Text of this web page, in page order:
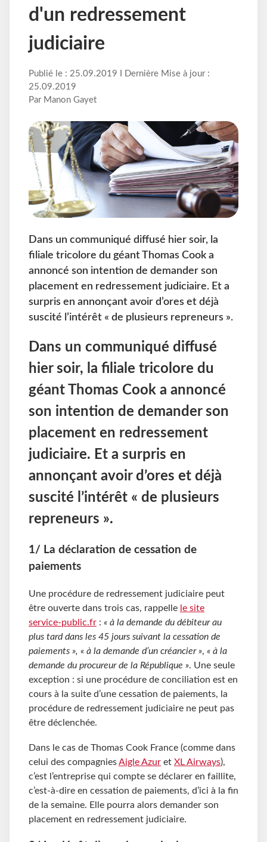
d'un redressement
judiciaire
Publié le : 25.09.2019 I Dernière Mise à jour :
25.09.2019
Par Manon Gayet
Dans un communiqué diffusé hier soir, la
filiale tricolore du géant Thomas Cook a
annoncé son intention de demander son
placement en redressement judiciaire. Et a
surpris en annonçant avoir d’ores et déjà
suscité l’intérêt « de plusieurs repreneurs ».
Dans un communiqué diffusé
hier soir, la filiale tricolore du
géant Thomas Cook a annoncé
son intention de demander son
placement en redressement
judiciaire. Et a surpris en
annonçant avoir d’ores et déjà
suscité l’intérêt « de plusieurs
repreneurs ».
1/ La déclaration de cessation de
paiements
Une procédure de redressement judiciaire peut
être ouverte dans trois cas, rappelle le site
service-public.fr : « à la demande du débiteur au
plus tard dans les 45 jours suivant la cessation de
paiements », « à la demande d’un créancier », « à la
demande du procureur de la République ». Une seule
exception : si une procédure de conciliation est en
cours à la suite d’une cessation de paiements, la
procédure de redressement judiciaire ne peut pas
être déclenchée.
Dans le cas de Thomas Cook France (comme dans
celui des compagniesAigle Azur et XL Airways),
c’est l’entreprise qui compte se déclarer en faillite,
c’est-à-dire en cessation de paiements, d’ici à la fin
de la semaine. Elle pourra alors demander son
placement en redressement judiciaire.